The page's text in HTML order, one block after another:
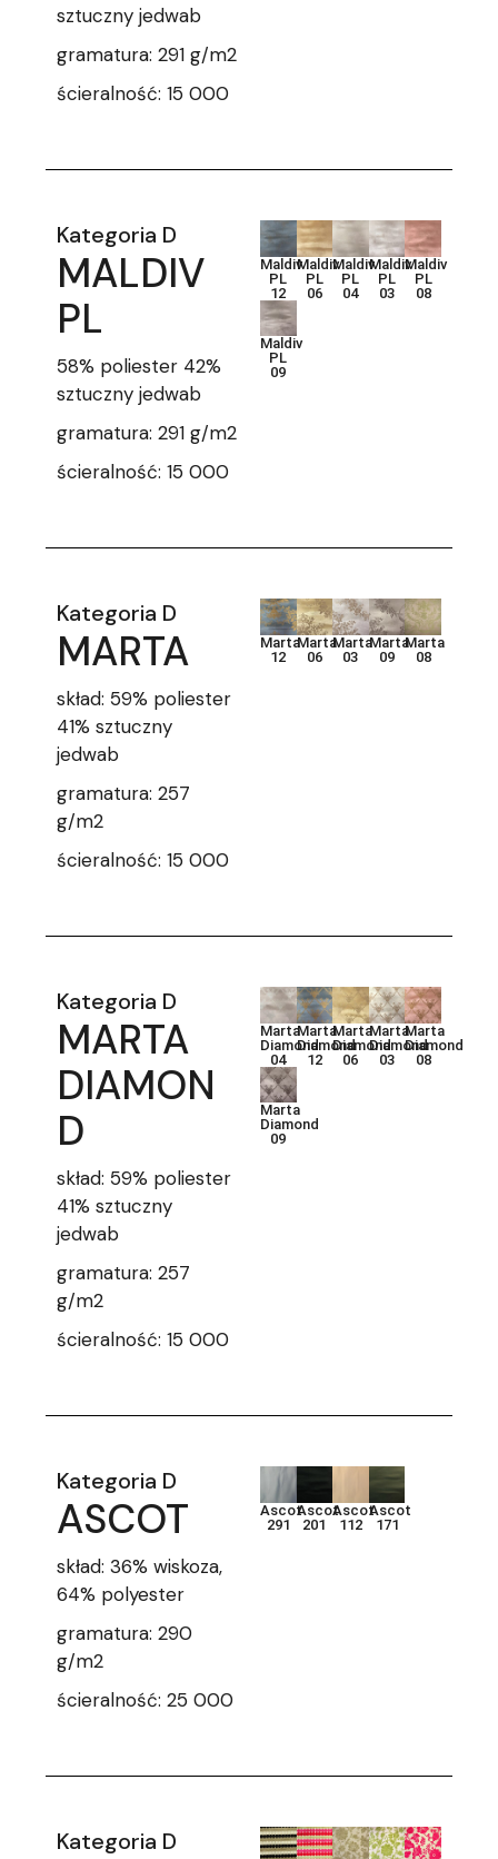
sztuczny jedwab
gramatura: 291 g/m2
ścieralność: 15 000
Kategoria D
MALDIV
PL
58% poliester 42%
sztuczny jedwab
gramatura: 291 g/m2
ścieralność: 15 000
Maldiv
PL
12
Maldiv
PL
06
Maldiv
PL
04
Maldiv
PL
03
Maldiv
PL
08
Maldiv
PL
09
Kategoria D
MARTA
skład: 59% poliester
41% sztuczny
jedwab
gramatura: 257
g/m2
ścieralność: 15 000
Marta
12
Marta
06
Marta
03
Marta
09
Marta
08
Kategoria D
MARTA
DIAMON
D
skład: 59% poliester
41% sztuczny
jedwab
gramatura: 257
g/m2
ścieralność: 15 000
Marta
Diamond
04
Marta
Diamond
12
Marta
Diamond
06
Marta
Diamond
03
Marta
Diamond
08
Marta
Diamond
09
Kategoria D
ASCOT
skład: 36% wiskoza,
64% polyester
gramatura: 290
g/m2
ścieralność: 25 000
Ascot
291
Ascot
201
Ascot
112
Ascot
171
Kategoria D